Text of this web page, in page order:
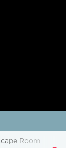
Room